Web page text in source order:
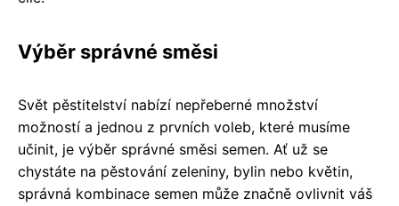
Výběr správné směsi
Svět pěstitelství nabízí nepřeberné množství
možností a jednou z prvních voleb, které musíme
učinit, je výběr správné směsi semen. Ať už se
chystáte na pěstování zeleniny, bylin nebo květin,
správná kombinace semen může značně ovlivnit váš